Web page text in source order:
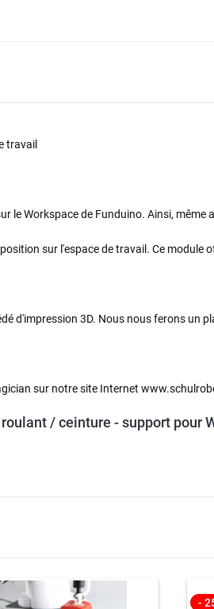
travail
le Workspace de Funduino. Ainsi,
sur l'espace de travail. Ce module
d'impression 3D. Nous nous ferons un
sur notre site Internet
/ ceinture - support pour
-